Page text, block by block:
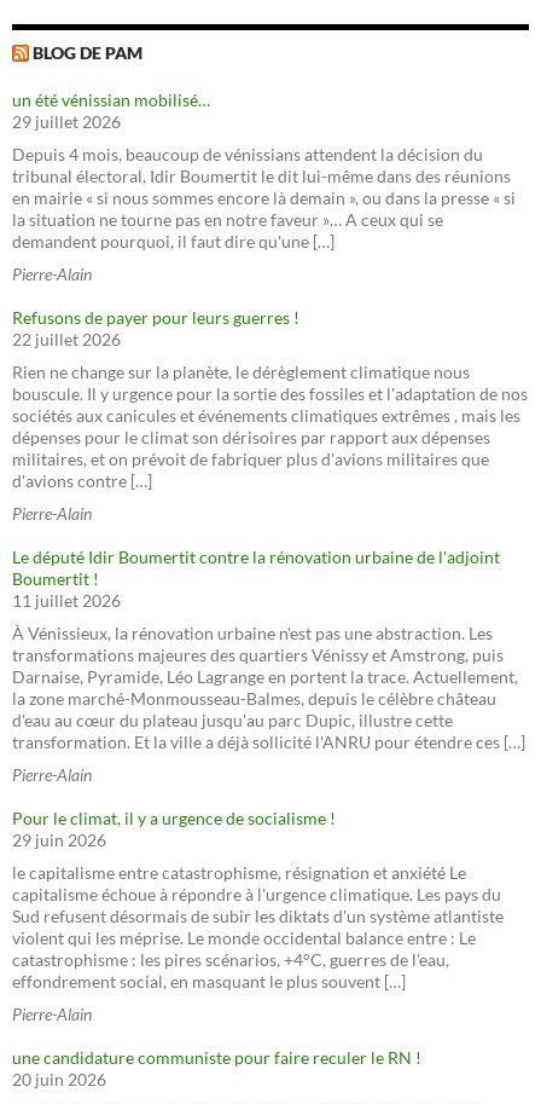
BLOG DE PAM
un été vénissian mobilisé…
29 juillet 2026
Depuis 4 mois, beaucoup de vénissians attendent la décision du
tribunal électoral, Idir Boumertit le dit lui-même dans des réunions
en mairie « si nous sommes encore là demain », ou dans la presse « si
la situation ne tourne pas en notre faveur »… A ceux qui se
demandent pourquoi, il faut dire qu'une […]
Pierre-Alain
Refusons de payer pour leurs guerres !
22 juillet 2026
Rien ne change sur la planète, le dérèglement climatique nous
bouscule. Il y urgence pour la sortie des fossiles et l'adaptation de nos
sociétés aux canicules et événements climatiques extrêmes , mais les
dépenses pour le climat son dérisoires par rapport aux dépenses
militaires, et on prévoit de fabriquer plus d'avions militaires que
d'avions contre […]
Pierre-Alain
Le député Idir Boumertit contre la rénovation urbaine de l'adjoint
Boumertit !
11 juillet 2026
À Vénissieux, la rénovation urbaine n'est pas une abstraction. Les
transformations majeures des quartiers Vénissy et Amstrong, puis
Darnaise, Pyramide, Léo Lagrange en portent la trace. Actuellement,
la zone marché-Monmousseau-Balmes, depuis le célèbre château
d'eau au cœur du plateau jusqu'au parc Dupic, illustre cette
transformation. Et la ville a déjà sollicité l'ANRU pour étendre ces […]
Pierre-Alain
Pour le climat, il y a urgence de socialisme !
29 juin 2026
le capitalisme entre catastrophisme, résignation et anxiété Le
capitalisme échoue à répondre à l'urgence climatique. Les pays du
Sud refusent désormais de subir les diktats d'un système atlantiste
violent qui les méprise. Le monde occidental balance entre : Le
catastrophisme : les pires scénarios, +4°C, guerres de l'eau,
effondrement social, en masquant le plus souvent […]
Pierre-Alain
une candidature communiste pour faire reculer le RN !
20 juin 2026